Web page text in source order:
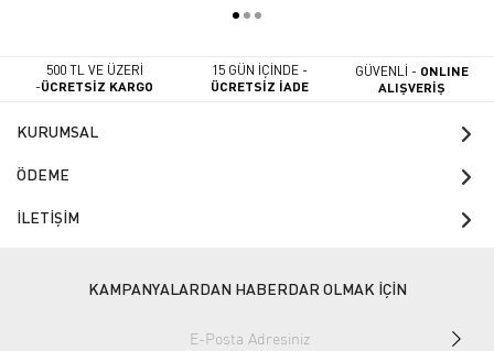
500 TL VE ÜZERİ
-ÜCRETSİZ KARGO
15 GÜN İÇİNDE -
ÜCRETSİZ İADE
GÜVENLİ - ONLINE
ALIŞVERİŞ
KURUMSAL
ÖDEME
İLETİŞİM
KAMPANYALARDAN HABERDAR OLMAK İÇİN